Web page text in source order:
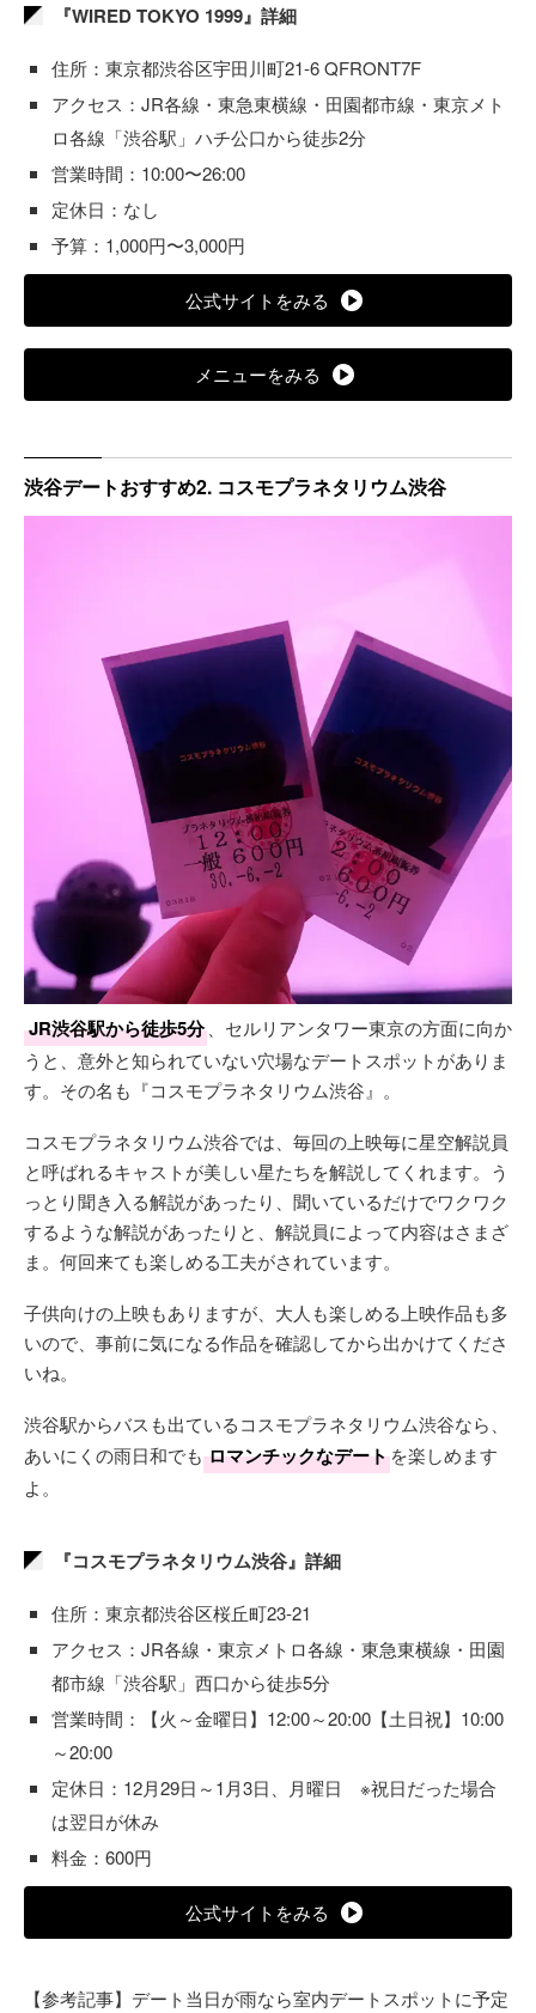
『WIRED TOKYO 1999』詳細
住所：東京都渋谷区宇田川町21-6 QFRONT7F
アクセス：JR各線・東急東横線・田園都市線・東京メト
ロ各線「渋谷駅」ハチ公口から徒歩2分
営業時間：10:00〜26:00
定休日：なし
予算：1,000円〜3,000円
公式サイトをみる
メニューをみる
渋谷デートおすすめ2. コスモプラネタリウム渋谷
JR渋谷駅から徒歩5分 、セルリアンタワー東京の方面に向か
うと、意外と知られていない穴場なデートスポットがありま
す。その名も『コスモプラネタリウム渋谷』。
コスモプラネタリウム渋谷では、毎回の上映毎に星空解説員
と呼ばれるキャストが美しい星たちを解説してくれます。う
っとり聞き入る解説があったり、聞いているだけでワクワク
するような解説があったりと、解説員によって内容はさまざ
ま。何回来ても楽しめる工夫がされています。
子供向けの上映もありますが、大人も楽しめる上映作品も多
いので、事前に気になる作品を確認してから出かけてくださ
いね。
渋谷駅からバスも出ているコスモプラネタリウム渋谷なら、
あいにくの雨日和でも ロマンチックなデートを楽しめます
よ。
『コスモプラネタリウム渋谷』詳細
住所：東京都渋谷区桜丘町23-21
アクセス：JR各線・東京メトロ各線・東急東横線・田園
都市線「渋谷駅」西口から徒歩5分
営業時間：【火～金曜日】12:00～20:00【土日祝】10:00
～20:00
定休日：12月29日～1月3日、月曜日 ※祝日だった場合
は翌日が休み
料金：600円
公式サイトをみる
【参考記事】デート当日が雨なら室内デートスポットに予定